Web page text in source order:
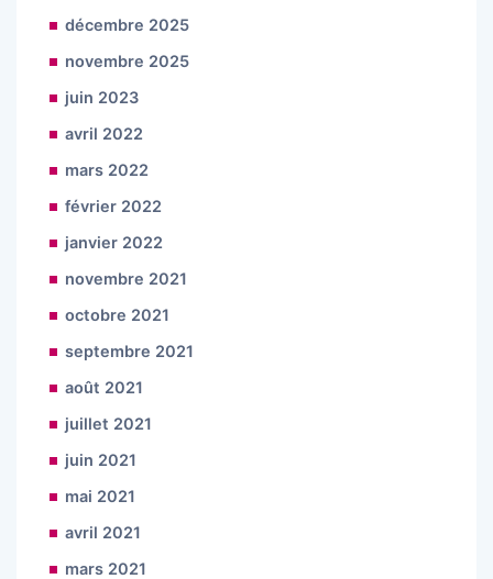
décembre 2025
novembre 2025
juin 2023
avril 2022
mars 2022
février 2022
janvier 2022
novembre 2021
octobre 2021
septembre 2021
août 2021
juillet 2021
juin 2021
mai 2021
avril 2021
mars 2021